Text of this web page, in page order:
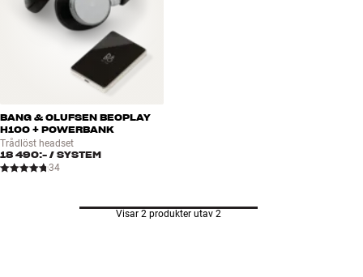
BANG & OLUFSEN BEOPLAY
H100 + POWERBANK
Trådlöst headset
18 490:- / SYSTEM
34
Visar 2 produkter utav 2